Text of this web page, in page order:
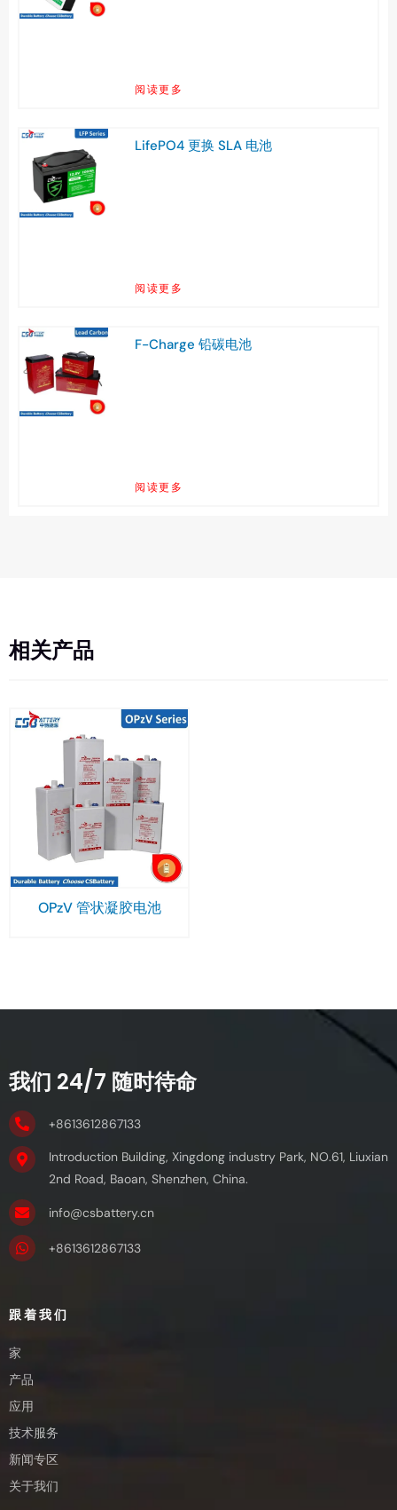
阅读更多
LifePO4 更换 SLA 电池
阅读更多
F-Charge 铅碳电池
阅读更多
相关产品
OPzV 管状凝胶电池
我们 24/7 随时待命
+8613612867133
Introduction Building, Xingdong industry Park, NO.61, Liuxian
2nd Road, Baoan, Shenzhen, China.
info@csbattery.cn
+8613612867133
跟着我们
家
产品
应用
技术服务
新闻专区
关于我们